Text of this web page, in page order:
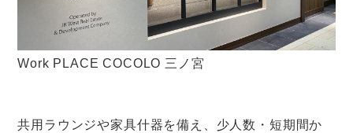
Work PLACE COCOLO 三ノ宮
共用ラウンジや家具什器を備え、少人数・短期間か